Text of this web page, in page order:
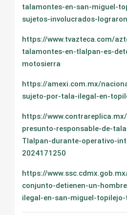
talamontes-en-san-miguel-
sujetos-involucrados-
https://www.tvazteca.com/
talamontes-en-tlalpan-es-
motosierra
https://amexi.com.mx/
sujeto-por-tala-ilegal-en-
https://
presunto-responsable-de-
Tlalpan-durante-operativo-
2024171250
https://
conjunto-detienen-un-
ilegal-en-san-miguel-